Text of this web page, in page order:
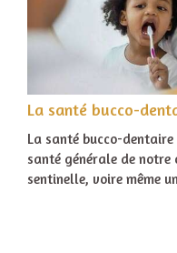
La santé bucco-
La santé bucco-
santé générale de notre
sentinelle, voire même